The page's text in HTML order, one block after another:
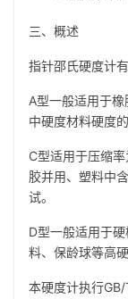
三、概述
指针邵氏硬度计
A型一般适用于
中硬度材料硬度的
C型适用于压缩
胶并用、塑料中
试。
D型一般适用于
料、保龄球等高
本硬度计执行